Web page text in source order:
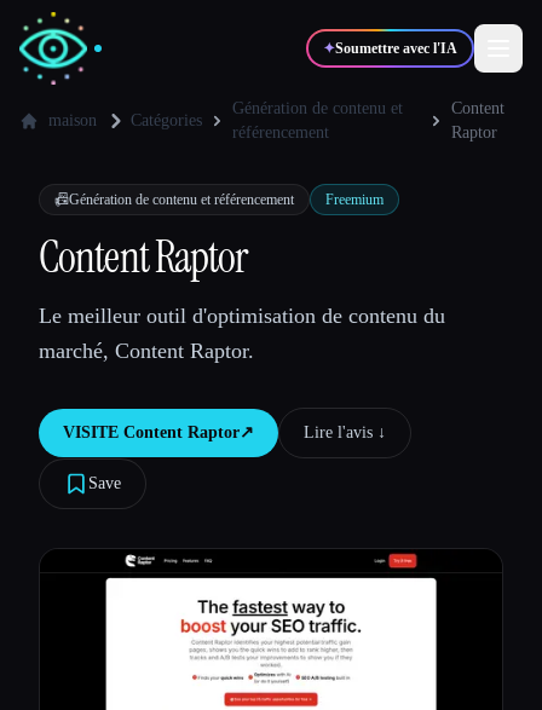
✦Soumettre avec l'IA
💻Développeurs
🎓Étudiants
Blog
Toutes les catégories
maison Catégories
Génération de contenu et
référencement
Content
Raptor
📠Génération de contenu et référencement Freemium
Content Raptor
Le meilleur outil d'optimisation de contenu du
marché, Content Raptor.
VISITE Content Raptor↗︎ Lire l'avis ↓︎
Save